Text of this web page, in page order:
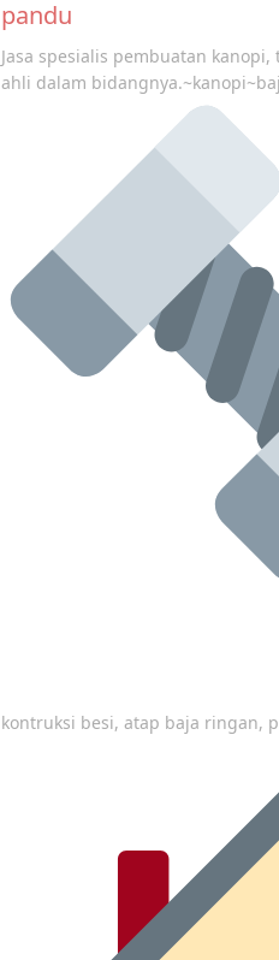
pandu
Jasa spesialis pembuatan
ahli dalam
kontruksi besi, atap baja ringan,